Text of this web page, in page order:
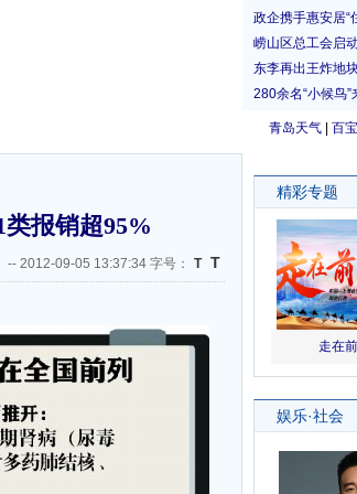
青岛天气 百
报销超95%
-- 2012-09-05 13:37:34 字号： T T